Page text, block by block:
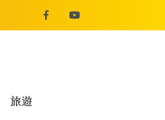
旅遊